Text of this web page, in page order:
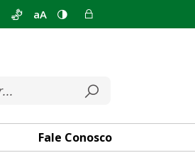
aA
Fale Conosco